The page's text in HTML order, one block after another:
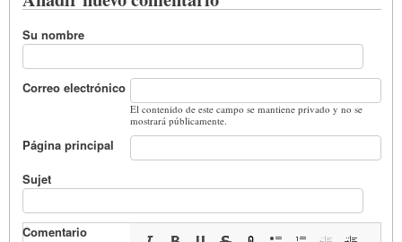
Su nombre
Correo electrónico
El contenido de este campo se mantiene privado y no se
mostrará públicamente.
Página principal
Sujet
Comentario